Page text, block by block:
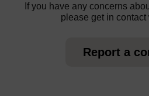
If you have any concerns
please get in contact
Report a